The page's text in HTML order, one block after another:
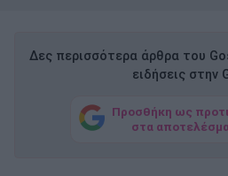
Δες περισσότερα άρθρα του
ειδήσεις στην
Προσθήκη ως
στα